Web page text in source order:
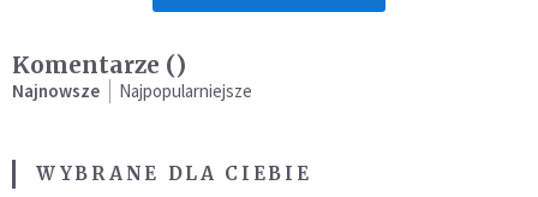
Komentarze ()
Najnowsze Najpopularniejsze
WYBRANE DLA CIEBIE